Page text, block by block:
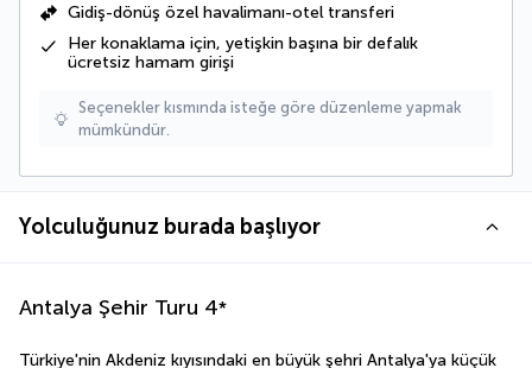
Gidiş-dönüş özel havalimanı-otel transferi
Her konaklama için, yetişkin başına bir defalık
ücretsiz hamam girişi
Seçenekler kısmında isteğe göre düzenleme yapmak
mümkündür.
Yolculuğunuz burada başlıyor
Antalya Şehir Turu 4*
Türkiye'nin Akdeniz kıyısındaki en büyük şehri Antalya'ya küçük